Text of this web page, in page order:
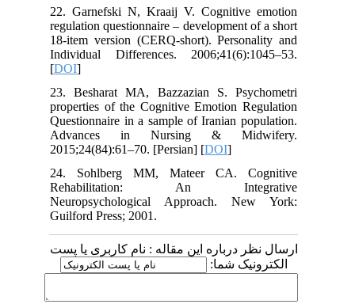
22. Garnefski N, Kraaij V. Cognitive emotion
regulation questionnaire – development of a short
18-item version (CERQ-short). Personality and
Individual Differences. 2006;41(6):1045–53.
[DOI
23. Besharat MA, Bazzazian S. Psychometri
properties of the Cognitive Emotion Regulation
Questionnaire in a sample of Iranian population.
Advances in Nursing & Midwifery.
2015;24(84):61–70. [Persian] [DOI
24. Sohlberg MM, Mateer CA. Cognitive
Rehabilitation: An Integrative
Neuropsychological Approach. New York:
Guilford Press; 2001.
ارسال نظر درباره این مقاله : نام کاربری یا پست
الکترونیک شما: